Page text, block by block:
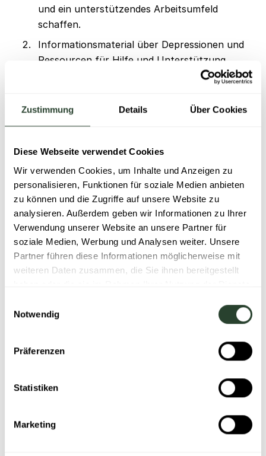
Zustimmung Details Über Cookies
Diese Webseite verwendet Cookies
Wir verwenden Cookies, um Inhalte und Anzeigen zu
personalisieren, Funktionen für soziale Medien anbieten
zu können und die Zugriffe auf unsere Website zu
analysieren. Außerdem geben wir Informationen zu Ihrer
Verwendung unserer Website an unsere Partner für
soziale Medien, Werbung und Analysen weiter. Unsere
Partner führen diese Informationen möglicherweise mit
weiteren Daten zusammen, die Sie ihnen bereitgestellt
Notwendig
Präferenzen
Statistiken
Marketing
und ein unterstützendes Arbeitsumfeld
schaffen.
Informationsmaterial über Depressionen und
Ressourcen für Hilfe und Unterstützung
lasten bieten, um den Bedürfnissen der
betroffenen Person gerecht zu werden.
Vertraulichkeit und Datenschutz wahren, um
gewinnen und zu erhalten.
Ggf. externe Unterstützung anbieten, wie zum
Beispiel eine psychologische Beratung.
Es ist außerdem wichtig, dass Mitarbeitende über
verfügbare Unterstützungsangebote informiert sind.
Dazu gehören:
Externe Beratungsangebote
Neben der akuten Unterstützung sind langfristige
Gesundheit am Arbeitsplatz wichtig. Regelmäßige
Schulungen, die Etablierung von Anlaufstellen für